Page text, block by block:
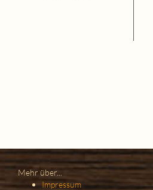
Mehr über...
Impressum